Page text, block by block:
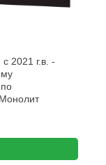
2021 г.в. -